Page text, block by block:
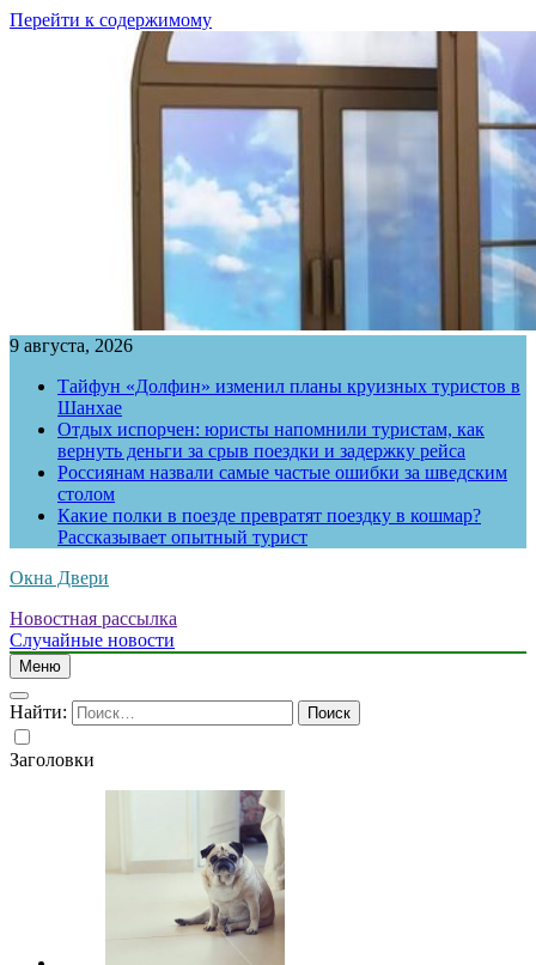
Перейти к содержимому
9 августа, 2026
Тайфун «Долфин» изменил планы круизных туристов в
Шанхае
Отдых испорчен: юристы напомнили туристам, как
вернуть деньги за срыв поездки и задержку рейса
Россиянам назвали самые частые ошибки за шведским
столом
Какие полки в поезде превратят поездку в кошмар?
Рассказывает опытный турист
Окна Двери
Новостная рассылка
Случайные новости
Меню
Найти:
Заголовки